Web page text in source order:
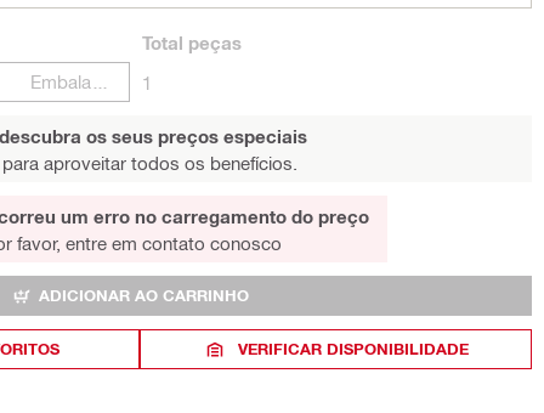
Total peças
1
os seus preços especiais
para aproveitar todos os benefícios.
um erro no carregamento do preço
favor, entre em contato conosco
ADICIONAR AO CARRINHO
VERIFICAR DISPONIBILIDADE